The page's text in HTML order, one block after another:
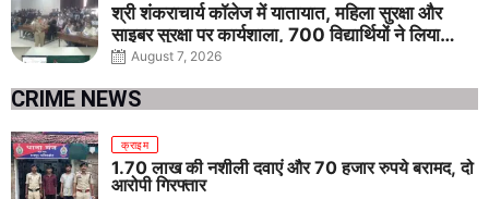
श्री शंकराचार्य कॉलेज में यातायात, महिला सुरक्षा और
साइबर सुरक्षा पर कार्यशाला, 700 विद्यार्थियों ने लिया
जागरूकता का संकल्प
August 7, 2026
CRIME NEWS
क्राइम
1.70 लाख की नशीली दवाएं और 70 हजार रुपये बरामद, दो
आरोपी गिरफ्तार